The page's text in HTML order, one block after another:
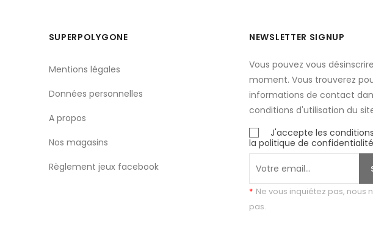
SUPERPOLYGONE
Mentions légales
Données personnelles
A propos
Nos magasins
Règlement jeux facebook
NEWSLETTER SIGNUP
Vous pouvez vous
moment. Vous trouverez
informations de contact
conditions d'utilisation du
J'accepte les
la politique de confidentialité
* Ne vous inquiétez pas, nous
pas.